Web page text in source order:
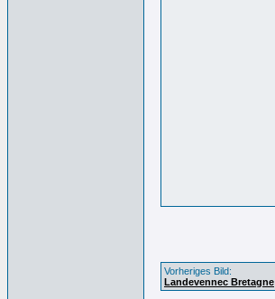
Vorheriges Bild:
Landevennec Bretagne